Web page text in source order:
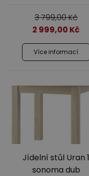
3 799,00Kč
2 999,00 Kč
Více informací
Jídelní stůl Uran 1
sonoma dub